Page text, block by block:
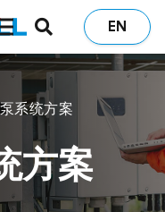
EN
系统方案
方案